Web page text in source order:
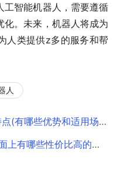
工智能机器人，需要遵循
化。未来，机器人将成为
人类提供z多的服务和帮
人
有哪些优势和适用场景)
有哪些性价比高的选择)